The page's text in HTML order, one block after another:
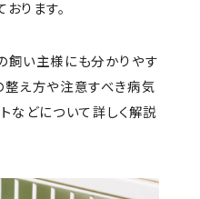
ります。
飼い主様にも分かりやす
整え方や注意すべき病気
などについて詳しく解説